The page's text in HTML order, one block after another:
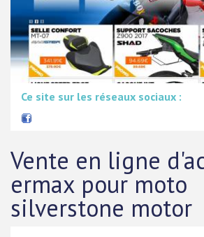
Ce site sur les réseaux sociaux :
Vente en ligne
ermax pour moto
silverstone motor